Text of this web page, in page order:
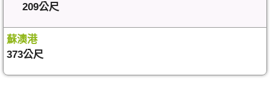
209公尺
蘇澳港
373公尺